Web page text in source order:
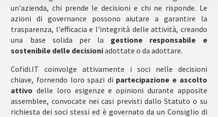
un'azienda, chi prende le decisioni e chi ne risponde. Le
azioni di governance possono aiutare a garantire la
trasparenza, l'efficacia e l'integrità delle attività, creando
una base solida per la gestione responsabile e
sostenibile delle decisioniadottate o da adottare.
Cofidi.IT coinvolge attivamente i soci nelle decisioni
chiave, fornendo loro spazi di partecipazione e ascolto
attivo delle loro esigenze e opinioni durante apposite
assemblee, convocate nei casi previsti dallo Statuto o su
richiesta dei soci stessi ed è governato da un Consiglio di